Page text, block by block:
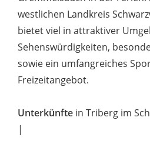
westlichen Landkreis
bietet viel in attraktiver
Sehenswürdigkeiten,
sowie ein umfangreiches
Freizeitangebot.
Unterkünfte in Triberg im
|